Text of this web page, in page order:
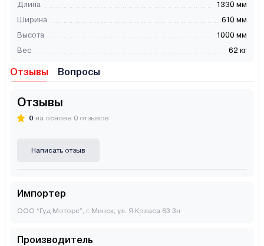
Длина
1330 мм
Ширина
610 мм
Высота
1000 мм
Вес
62 кг
Отзывы Вопросы
Отзывы
0 на основе 0 отзывов
Написать отзыв
Импортер
ООО “Гуд Моторс”, г. Минск, ул. Я.Коласа 63 3н
Производитель